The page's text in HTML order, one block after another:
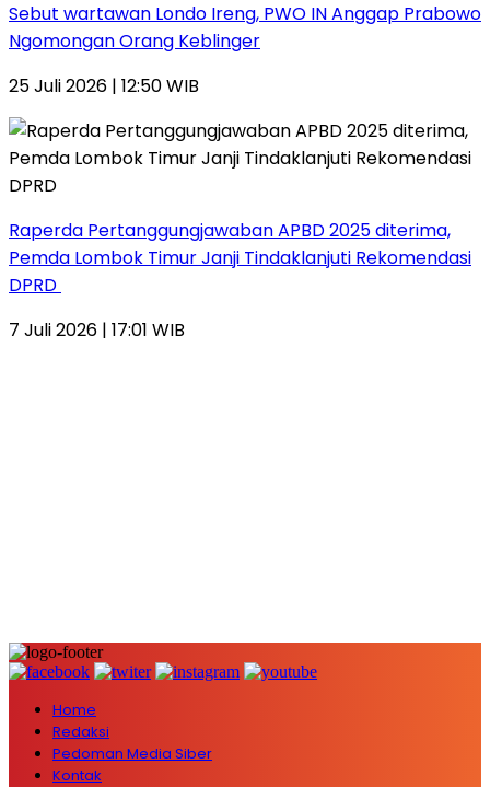
Sebut wartawan Londo Ireng, PWO IN Anggap Prabowo
Ngomongan Orang Keblinger
25 Juli 2026 | 12:50 WIB
Raperda Pertanggungjawaban APBD 2025 diterima,
Pemda Lombok Timur Janji Tindaklanjuti Rekomendasi
DPRD
7 Juli 2026 | 17:01 WIB
Home
Redaksi
Pedoman Media Siber
Kontak